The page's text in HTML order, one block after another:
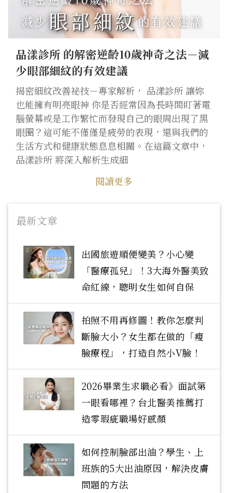
品漾診所 的解密逆齡10歲神奇之法－減
少眼部細紋的有效建議
揭密細紋改善祕技－專家解析， 品漾診所 讓妳
也能擁有明亮眼神 你是否經常因為長時間盯著電
腦螢幕或是工作繁忙而發現自己的眼周出現了黑
眼圈？這可能不僅僅是疲勞的表現，還與我們的
生活方式和健康狀態息息相關。在這篇文章中，
品漾診所 將深入解析生成細
閱讀更多
最新文章
出國旅遊順便變美？小心變
「醫療孤兒」！3大海外醫美致
命紅線，聰明女生如何自保
拍照不用再修圖！教你怎麼判
斷臉大小？女生都在做的「瘦
臉療程」，打造自然小V臉！
2026畢業生求職必看》面試第
一眼看哪裡？台北醫美推薦打
造零瑕疵職場好感顏
如何控制臉部出油？學生、上
班族的5大出油原因，解決皮膚
問題的方法